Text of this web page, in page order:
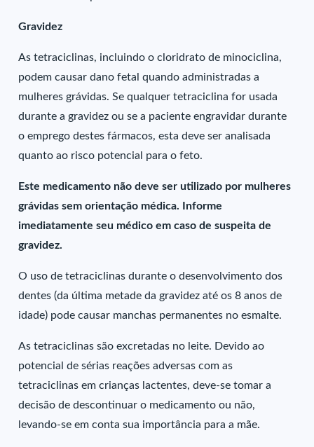
Gravidez
As tetraciclinas, incluindo o cloridrato de minociclina,
podem causar dano fetal quando administradas a
mulheres grávidas. Se qualquer tetraciclina for usada
durante a gravidez ou se a paciente engravidar durante
o emprego destes fármacos, esta deve ser analisada
quanto ao risco potencial para o feto.
Este medicamento não deve ser utilizado por mulheres
grávidas sem orientação médica. Informe
imediatamente seu médico em caso de suspeita de
gravidez.
O uso de tetraciclinas durante o desenvolvimento dos
dentes (da última metade da gravidez até os 8 anos de
idade) pode causar manchas permanentes no esmalte.
As tetraciclinas são excretadas no leite. Devido ao
potencial de sérias reações adversas com as
tetraciclinas em crianças lactentes, deve-se tomar a
decisão de descontinuar o medicamento ou não,
levando-se em conta sua importância para a mãe.